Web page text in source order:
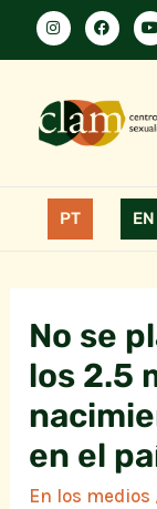
PT EN
No se
los 2.5
en el
En los medios